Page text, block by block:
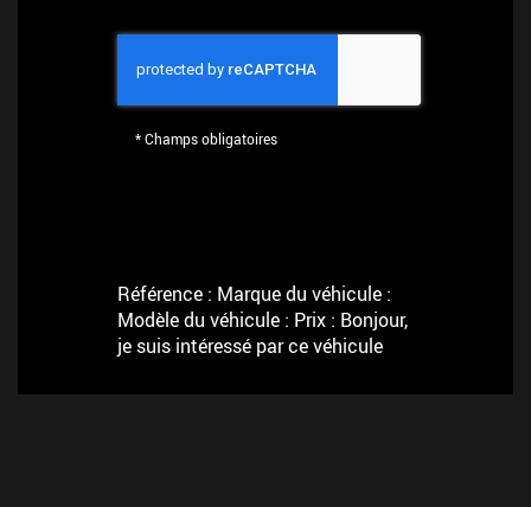
*Champs obligatoires
Référence : Marque du véhicule :
Modèle du véhicule : Prix : Bonjour,
je suis intéressé par ce véhicule